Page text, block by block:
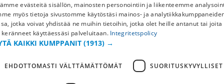
FI
evästeitä sisällön, mainosten personointiin ja liikenteemme
myös tietoja sivustomme käytöstäsi mainos- ja
jotka voivat yhdistää ne muihin tietoihin, jotka olet heille antanut tai joita
keränneet käyttäessäsi palveluitaan. Integritetspolicy
KAIKKI KUMPPANIT (1913) →
EHDOTTOMASTI VÄLTTÄMÄTTÖMÄT SUORITUSKYVYLLISET